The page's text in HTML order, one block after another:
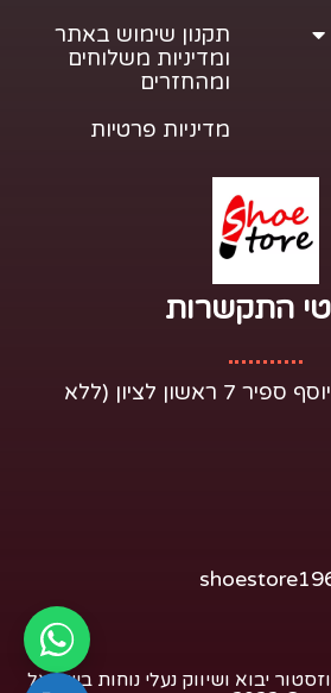
תקנון שימוש באתר
ומדיניות משלוחים
ומהחזרים
מדיניות פרטיות
התקשרות​
משרדי הנהלה: יוסף ספיר 7 ראשון לציון (ללא
יבוא ושיווק נעלי נוחות בישראל